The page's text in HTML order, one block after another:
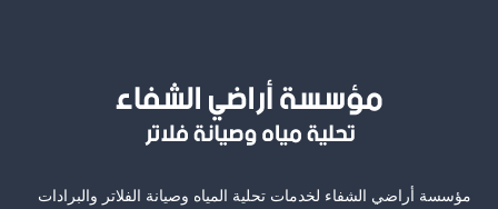
مؤسسة أراضي الشفاء لخدمات تحلية المياه وصيانة الفلاتر والبرادات